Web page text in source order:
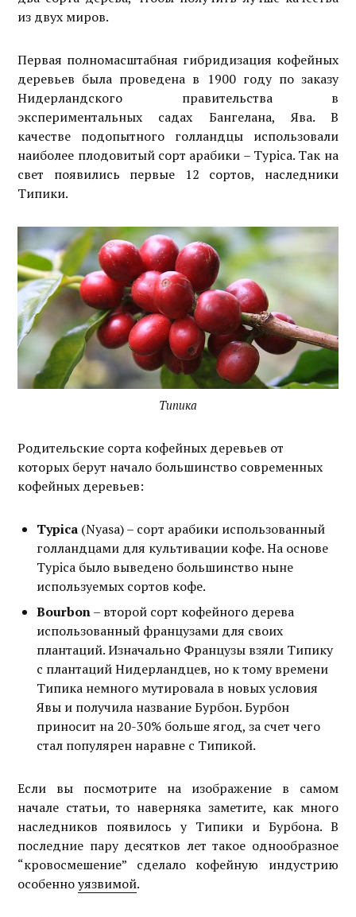
из двух миров.
Первая полномасштабная гибридизация кофейных
деревьев была проведена в 1900 году по заказу
Нидерландского правительства в
экспериментальных садах Бангелана, Ява. В
качестве подопытного голландцы использовали
наиболее плодовитый сорт арабики – Typica. Так на
свет появились первые 12 сортов, наследники
Типики.
Типика
Родительские сорта кофейных деревьев от
которых берут начало большинство современных
кофейных деревьев:
Typica (Nyasa) – сорт арабики использованный
голландцами для культивации кофе. На основе
Typica было выведено большинство ныне
используемых сортов кофе.
Bourbon– второй сорт кофейного дерева
использованный французами для своих
плантаций. Изначально Французы взяли Типику
с плантаций Нидерландцев, но к тому времени
Типика немного мутировала в новых условия
Явы и получила название Бурбон. Бурбон
приносит на 20-30% больше ягод, за счет чего
стал популярен наравне с Типикой.
Если вы посмотрите на изображение в самом
начале статьи, то наверняка заметите, как много
наследников появилось у Типики и Бурбона. В
последние пару десятков лет такое однообразное
“кровосмешение” сделало кофейную индустрию
особенноуязвимой.